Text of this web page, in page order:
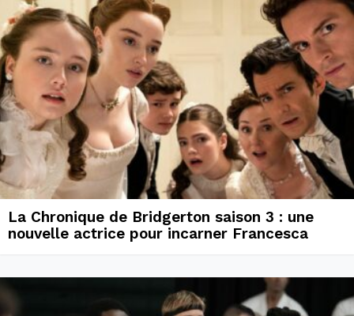
La Chronique de Bridgerton saison 3 : une
nouvelle actrice pour incarner Francesca